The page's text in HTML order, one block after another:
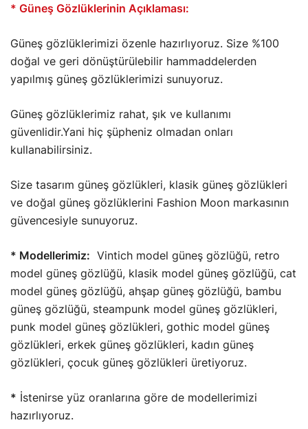
* Güneş Gözlüklerinin Açıklaması:
Güneş gözlüklerimizi özenle hazırlıyoruz. Size %100
doğal ve geri dönüştürülebilir hammaddelerden
yapılmış güneş gözlüklerimizi sunuyoruz.
Güneş gözlüklerimiz rahat, şık ve kullanımı
güvenlidir.Yani hiç şüpheniz olmadan onları
kullanabilirsiniz.
Size tasarım güneş gözlükleri, klasik güneş gözlükleri
ve doğal güneş gözlüklerini Fashion Moon markasının
güvencesiyle sunuyoruz.
* Modellerimiz: Vintich model güneş gözlüğü, retro
model güneş gözlüğü, klasik model güneş gözlüğü, cat
model güneş gözlüğü, ahşap güneş gözlüğü, bambu
güneş gözlüğü, steampunk model güneş gözlükleri,
punk model güneş gözlükleri, gothic model güneş
gözlükleri, erkek güneş gözlükleri, kadın güneş
gözlükleri, çocuk güneş gözlükleri üretiyoruz.
* İstenirse yüz oranlarına göre de modellerimizi
hazırlıyoruz.